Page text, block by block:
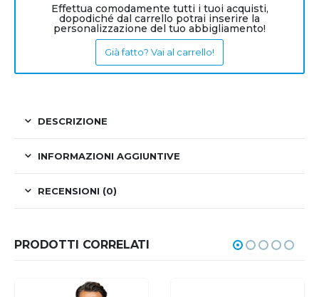
Effettua comodamente tutti i tuoi acquisti,
dopodiché dal carrello potrai inserire la
personalizzazione del tuo abbigliamento!
Già fatto? Vai al carrello!
DESCRIZIONE
INFORMAZIONI AGGIUNTIVE
RECENSIONI (0)
PRODOTTI CORRELATI